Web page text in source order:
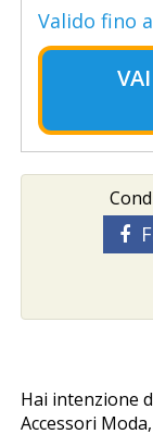
Valido fino
Hai intenzione
Accessori